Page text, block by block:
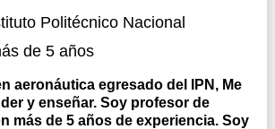
Politécnico Nacional
de 5 años
aeronáutica egresado del IPN, Me
y enseñar. Soy profesor de
más de 5 años de experiencia. Soy